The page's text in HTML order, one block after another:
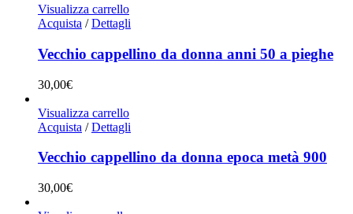
Visualizza carrello
Acquista / Dettagli
Vecchio cappellino da donna anni 50 a pieghe
30,00€
Visualizza carrello
Acquista / Dettagli
Vecchio cappellino da donna epoca metà 900
30,00€